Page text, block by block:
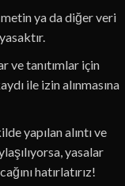
ya da diğer veri
ve tanıtımlar için
ile izin alınmasına
yapılan alıntı ve
yasalar
hatırlatırız!